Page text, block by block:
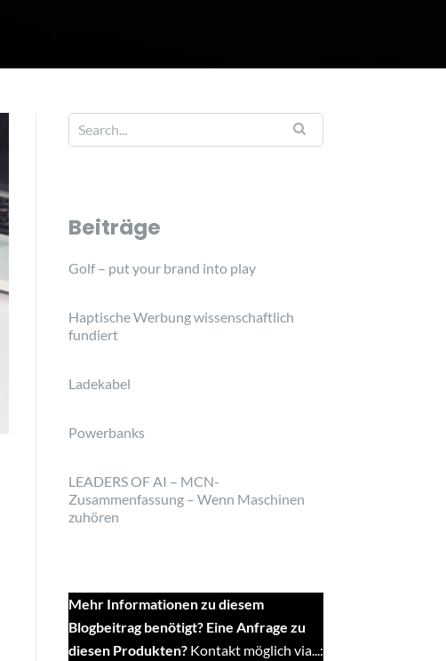
Beiträge
Golf – put your brand into play
Haptische Werbung wissenschaftlich
fundiert
Ladekabel
Powerbanks
LEADERS OF AI – MCN-
Zusammenfassung – Wenn Maschinen
zuhören
Mehr Informationen zu diesem
Blogbeitrag benötigt? Eine Anfrage zu
diesen Produkten? Kontakt möglich via...: